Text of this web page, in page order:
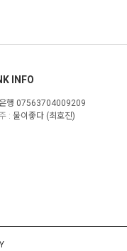
INFO
행 07563704009209
: 물이좋다 (최호진)